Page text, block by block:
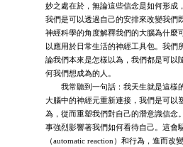
妙之處在於，無論這些信念是如何形成
我們是可以透過自己的安排來改變我們
神經科學的角度解釋我們的大腦為什麼
以應用於日常生活的神經工具包。我們
論我們本來是怎樣以為，我們都是可以
何我們想成為的人。
我常聽到一句話：我天生就是這樣
大腦中的神經元重新連接，我們是可以
為，從而重塑我們對自己的潛意識信念
事強烈影響著我們如何看待自己。這會
（automatic reaction）和行為，進而改